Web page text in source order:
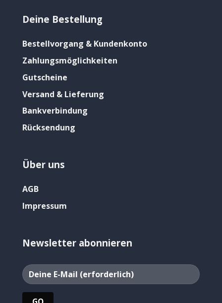
Deine Bestellung
Bestellvorgang & Kundenkonto
Zahlungsmöglichkeiten
Gutscheine
Versand & Lieferung
Bankverbindung
Rücksendung
Über uns
AGB
Impressum
Newsletter abonnieren